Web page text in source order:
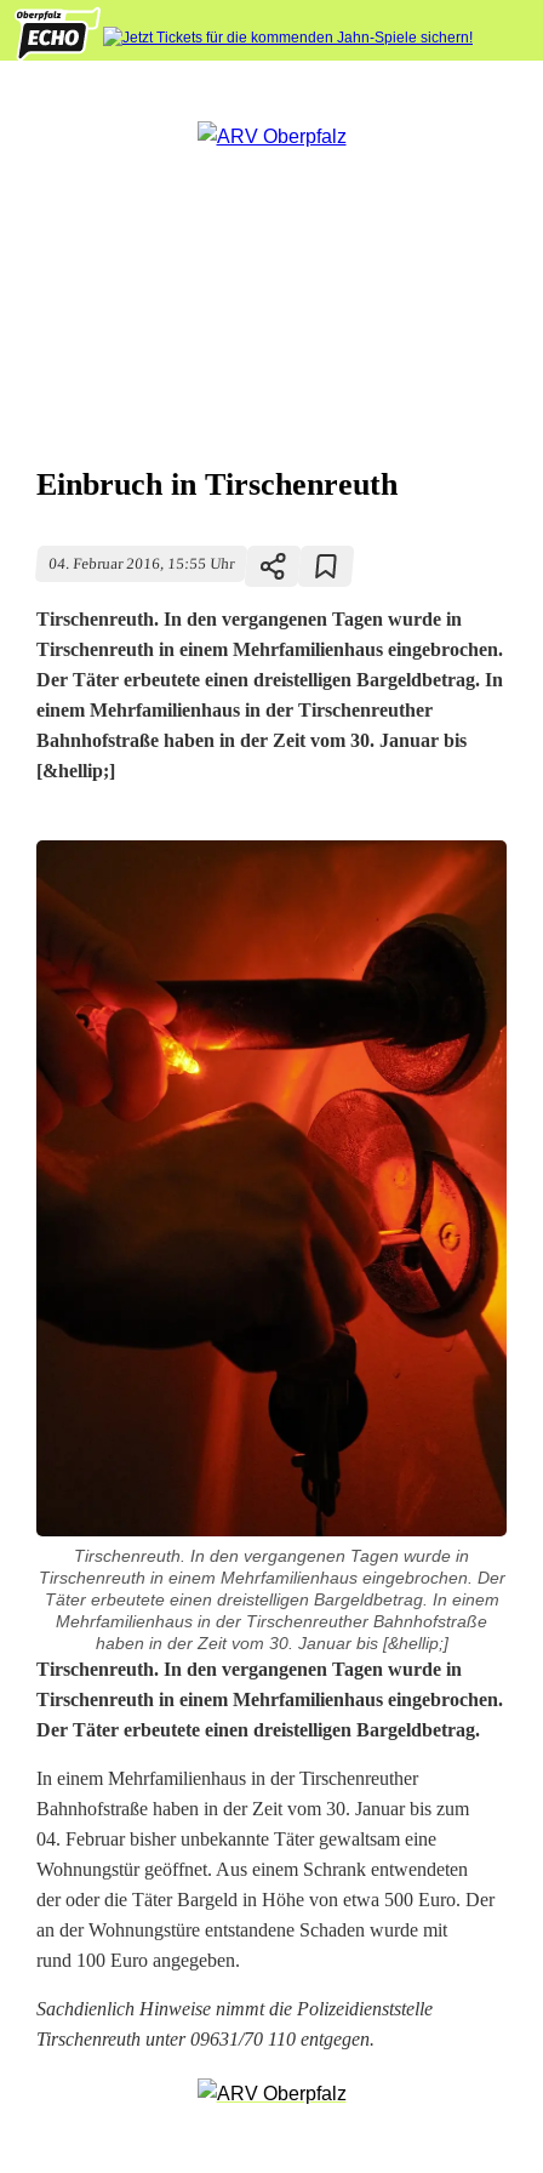
Einbruch in Tirschenreuth
04. Februar 2016, 15:55 Uhr
Tirschenreuth. In den vergangenen Tagen wurde in
Tirschenreuth in einem Mehrfamilienhaus eingebrochen.
Der Täter erbeutete einen dreistelligen Bargeldbetrag. In
einem Mehrfamilienhaus in der Tirschenreuther
Bahnhofstraße haben in der Zeit vom 30. Januar bis
[&hellip;]
Tirschenreuth. In den vergangenen Tagen wurde in
Tirschenreuth in einem Mehrfamilienhaus eingebrochen. Der
Täter erbeutete einen dreistelligen Bargeldbetrag. In einem
Mehrfamilienhaus in der Tirschenreuther Bahnhofstraße
haben in der Zeit vom 30. Januar bis [&hellip;]
E
i
n
b
r
u
c
h
i
Tirschenreuth. In den vergangenen Tagen wurde in
Tirschenreuth in einem Mehrfamilienhaus eingebrochen.
Der Täter erbeutete einen dreistelligen Bargeldbetrag.
In einem Mehrfamilienhaus in der Tirschenreuther
Bahnhofstraße haben in der Zeit vom 30. Januar bis zum
04. Februar bisher unbekannte Täter gewaltsam eine
Wohnungstür geöffnet. Aus einem Schrank entwendeten
der oder die Täter Bargeld in Höhe von etwa 500 Euro. Der
an der Wohnungstüre entstandene Schaden wurde mit
rund 100 Euro angegeben.
Sachdienlich Hinweise nimmt die Polizeidienststelle
Tirschenreuth unter 09631/70 110 entgegen.